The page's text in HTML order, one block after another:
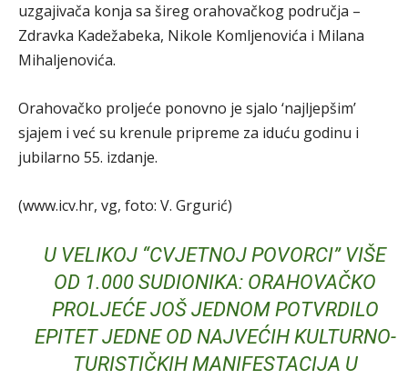
uzgajivača konja sa šireg orahovačkog područja –
Zdravka Kadežabeka, Nikole Komljenovića i Milana
Mihaljenovića.
Orahovačko proljeće ponovno je sjalo ‘najljepšim’
sjajem i već su krenule pripreme za iduću godinu i
jubilarno 55. izdanje.
(www.icv.hr, vg, foto: V. Grgurić)
U VELIKOJ “CVJETNOJ POVORCI” VIŠE
OD 1.000 SUDIONIKA: ORAHOVAČKO
PROLJEĆE JOŠ JEDNOM POTVRDILO
EPITET JEDNE OD NAJVEĆIH KULTURNO-
TURISTIČKIH MANIFESTACIJA U